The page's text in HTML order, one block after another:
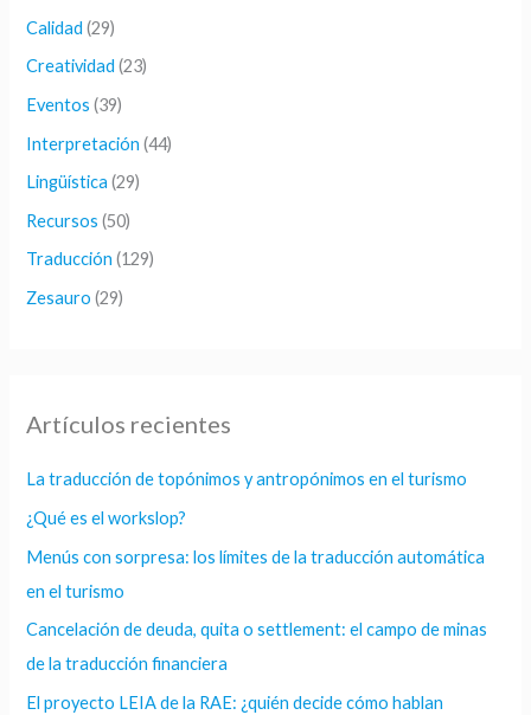
o
r
:
Calidad (29)
Creatividad (23)
Eventos (39)
Interpretación (44)
Lingüística (29)
Recursos (50)
Traducción (129)
Zesauro (29)
Artículos recientes
La traducción de topónimos y antropónimos en el turismo
¿Qué es el workslop?
Menús con sorpresa: los límites de la traducción automática
en el turismo
Cancelación de deuda, quita o settlement: el campo de minas
de la traducción financiera
El proyecto LEIA de la RAE: ¿quién decide cómo hablan